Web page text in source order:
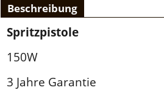
Beschreibung
Spritzpistole
150W
3 Jahre Garantie